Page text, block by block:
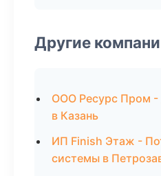
Другие
ООО Ресурс Пром -
в Казань
ИП Finish Этаж -
системы в